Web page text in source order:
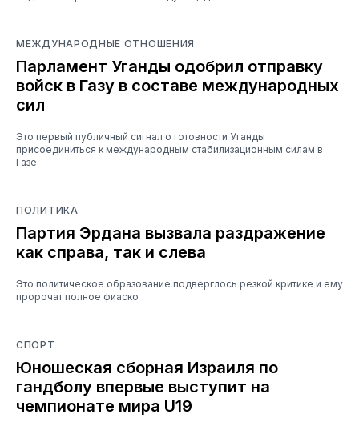
МЕЖДУНАРОДНЫЕ ОТНОШЕНИЯ
Парламент Уганды одобрил отправку
войск в Газу в составе международных
сил
Это первый публичный сигнал о готовности Уганды
присоединиться к международным стабилизационным силам в
Газе
ПОЛИТИКА
Партия Эрдана вызвала раздражение
как справа, так и слева
Это политическое образование подверглось резкой критике и ему
пророчат полное фиаско
СПОРТ
Юношеская сборная Израиля по
гандболу впервые выступит на
чемпионате мира U19